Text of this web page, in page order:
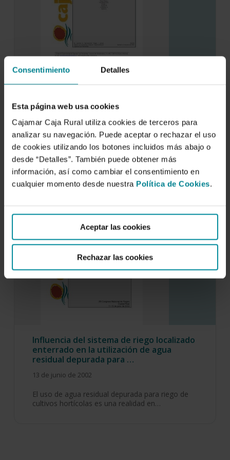
Consentimiento Detalles
Esta página web usa cookies
Cajamar Caja Rural utiliza cookies de terceros para
analizar su navegación. Puede aceptar o rechazar el uso
de cookies utilizando los botones incluidos más abajo o
desde “Detalles”. También puede obtener más
información, así como cambiar el consentimiento en
cualquier momento desde nuestra Política de Cookies.
Aceptar las cookies
Rechazar las cookies
Riego de cultivos hortícolas bajo
residual depurada terciariamente.
3 de junio de 2005
En este trabajo se evalúan los efectos que
produce el riego con agua residual depurada…
Influencia del sistema de riego localizado
enterrado en la utilización de agua
residual depurada para …
13 de junio de 2002
El uso de agua residual depurada para riego de
cultivos hortícolas es una realidad en…